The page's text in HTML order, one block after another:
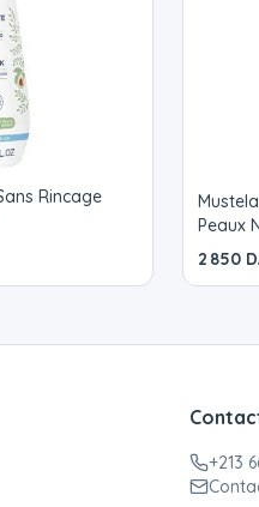
Rincage
Peaux
2 850
+213